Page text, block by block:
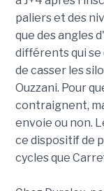
paliers et des
que des angles
différents qui se
de casser les
Ouzzani. Pour
contraignent,
envoie ou non.
ce dispositif de
cycles que